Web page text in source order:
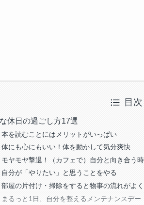
目次
休日の過ごし方17選
本を読むことにはメリットがいっぱい
体にも心にもいい！体を動かして気分爽快
モヤモヤ撃退！（カフェで）自分と向き合う
自分が「やりたい」と思うことをやる
部屋の片付け・掃除をすると物事の流れがよ
まるっと1日、自分を整えるメンテナンスデー